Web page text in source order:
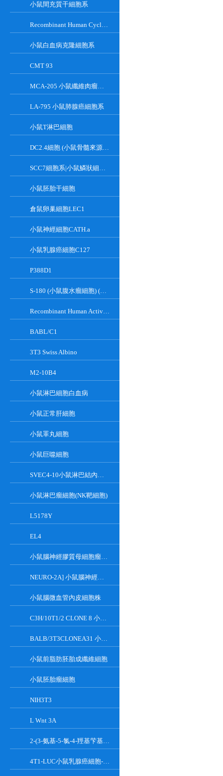
小鼠間充質干細胞系
Recombinant Human Cyclin-Dependent Kinase Inhibitor 2A
小鼠白血病克隆細胞系
CMT 93
MCA-205 小鼠纖維肉瘤細胞系
LA-795 小鼠肺腺癌細胞系
小鼠T淋巴細胞
DC2.4細胞 (小鼠骨髓來源樹突狀細胞)
SCC7細胞系|小鼠鱗狀細胞癌細胞
小鼠胚胎干細胞
倉鼠卵巢細胞LEC1
小鼠神經細胞CATH.a
小鼠乳腺癌細胞C127
P388D1
S-180 (小鼠腹水瘤細胞) (種屬鑒定正確)
Recombinant Human Active Focal Adhesion Kinase
BABL/C1
3T3 Swiss Albino
M2-10B4
小鼠淋巴細胞白血病
小鼠正常肝細胞
小鼠睪丸細胞
小鼠巨噬細胞
SVEC4-10小鼠淋巴結內皮細胞
小鼠淋巴瘤細胞(NK靶細胞)
L5178Y
EL4
小鼠腦神經膠質母細胞瘤瘤株
NEURO-2A] 小鼠腦神經瘤細胞
小鼠腦微血管內皮細胞株
C3H/10T1/2 CLONE 8 小鼠胚胎成纖維細胞系
BALB/3T3CLONEA31 小鼠胚胎成纖維細胞
小鼠前脂肪胚胎成纖維細胞
小鼠胚胎瘤細胞
NIH3T3
L Wnt 3A
2-(3-氨基-5-氯-4-羥基芐基)-1H-異吲哚-1,3(2H)-二酮
4T1-LUC小鼠乳腺癌細胞-熒光素酶標記